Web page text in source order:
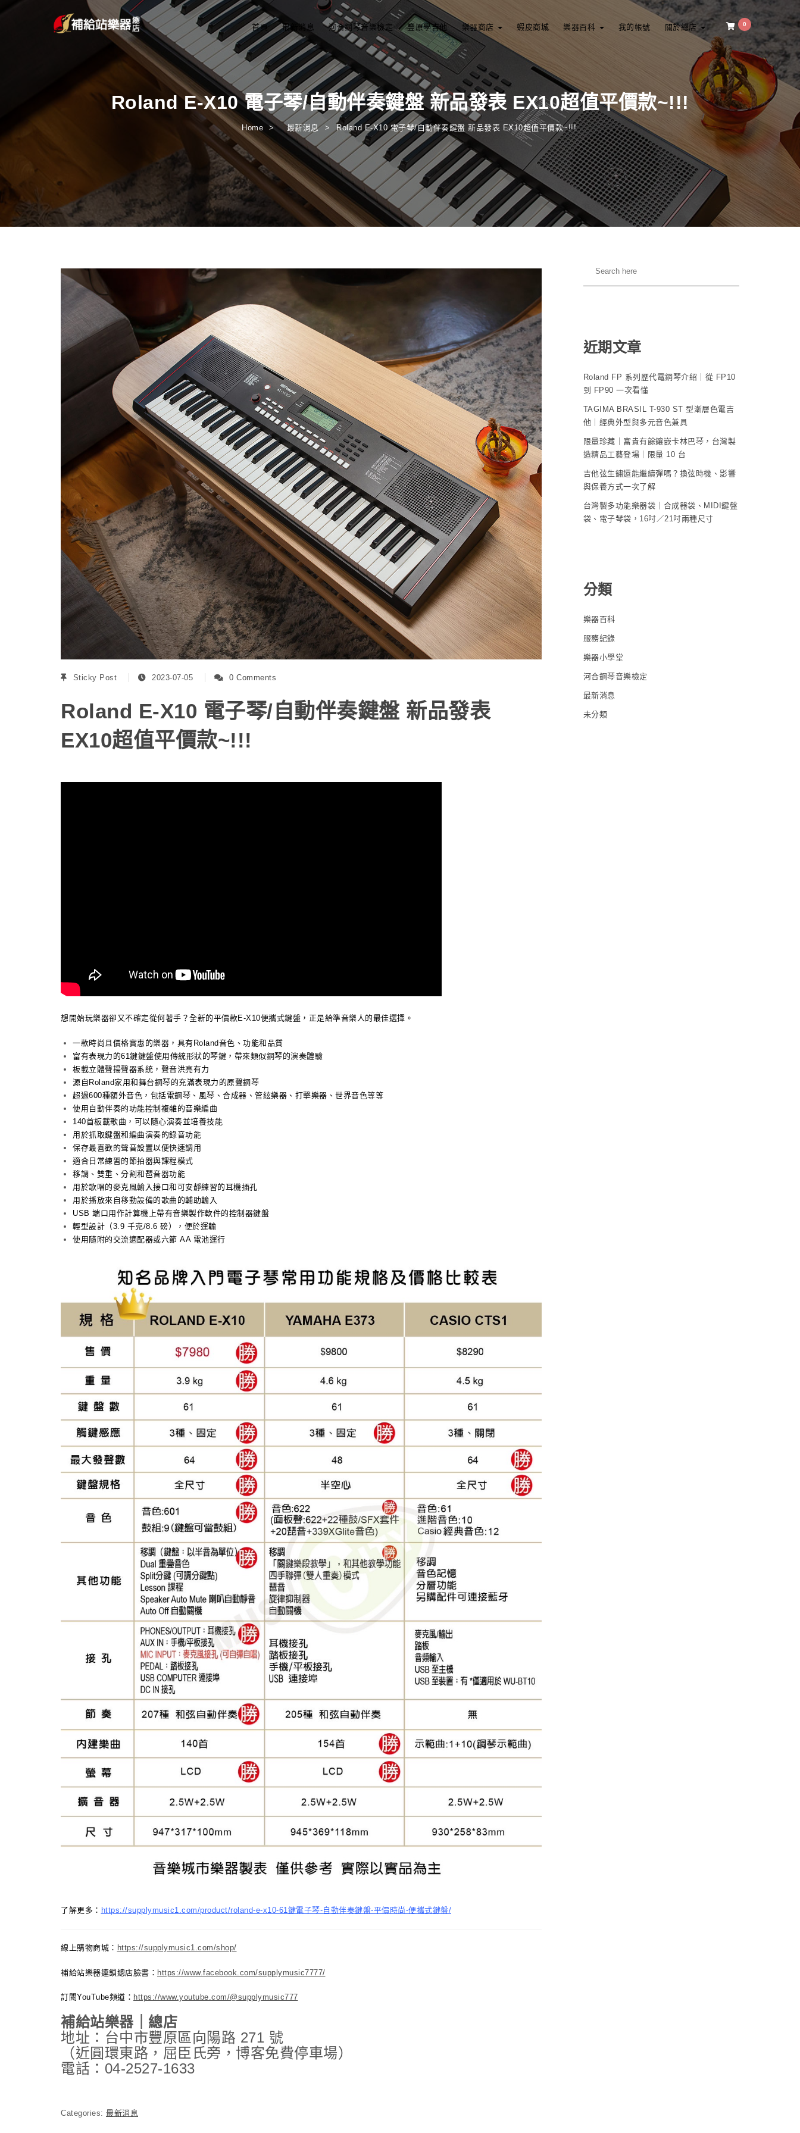
0
首頁 最新消息 河合鋼琴音樂檢定 豐原學吉他 樂器商店 蝦皮商城 樂器百科 我的帳號 關於總店
Roland E-X10 電子琴/自動伴奏鍵盤 新品發表 EX10超值平價款~!!!
Home 最新消息 Roland E-X10 電子琴/自動伴奏鍵盤 新品發表 EX10超值平價款~!!!
Sticky Post 2023-07-05 0 Comments
Roland E-X10 電子琴/自動伴奏鍵盤 新品發表
EX10超值平價款~!!!
想開始玩樂器卻又不確定從何著手？全新的平價款E-X10便攜式鍵盤，正是給準音樂人的最佳選擇。
一款時尚且價格實惠的樂器，具有Roland音色、功能和品質
富有表現力的61鍵鍵盤使用傳統形狀的琴鍵，帶來類似鋼琴的演奏體驗
板載立體聲揚聲器系統，聲音洪亮有力
源自Roland家用和舞台鋼琴的充滿表現力的原聲鋼琴
超過600種額外音色，包括電鋼琴、風琴、合成器、管絃樂器、打擊樂器、世界音色等等
使用自動伴奏的功能控制複雜的音樂編曲
140首板載歌曲，可以隨心演奏並培養技能
用於抓取鍵盤和編曲演奏的錄音功能
保存最喜歡的聲音設置以便快速調用
適合日常練習的節拍器與課程模式
移調、雙重、分割和琶音器功能
用於歌唱的麥克風輸入接口和可安靜練習的耳機插孔
用於播放來自移動設備的歌曲的輔助輸入
USB 端口用作計算機上帶有音樂製作軟件的控制器鍵盤
輕型設計（3.9 千克/8.6 磅），便於運輸
使用隨附的交流適配器或六節 AA 電池運行
了解更多： https://supplymusic1.com/product/roland-e-x10-61鍵電子琴-自動伴奏鍵盤-平價時尚-便攜式鍵盤/
線上購物商城： https://supplymusic1.com/shop/
補給站樂器連鎖總店臉書： https://www.facebook.com/supplymusic7777/
訂閱YouTube頻道： https://www.youtube.com/@supplymusic777
補給站樂器｜總店
地址：台中市豐原區向陽路 271 號
（近圓環東路，屈臣氏旁，博客免費停車場）
電話：04-2527-1633
Categories: 最新消息
近期文章
Roland FP 系列歷代電鋼琴介紹｜從 FP10
到 FP90 一次看懂
TAGIMA BRASIL T-930 ST 型漸層色電吉
他｜經典外型與多元音色兼具
限量珍藏｜富貴有餘鑲嵌卡林巴琴，台灣製
造精品工藝登場｜限量 10 台
吉他弦生鏽還能繼續彈嗎？換弦時機、影響
與保養方式一次了解
台灣製多功能樂器袋｜合成器袋、MIDI鍵盤
袋、電子琴袋，16吋／21吋兩種尺寸
分類
樂器百科
服務紀錄
樂器小學堂
河合鋼琴音樂檢定
最新消息
未分類